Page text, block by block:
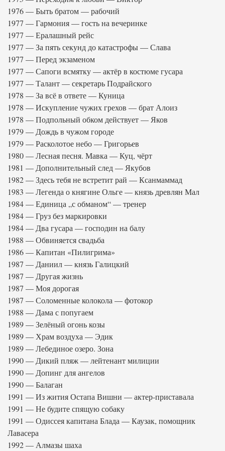
1976 — Быть братом — рабочий
1977 — Гармония — гость на вечеринке
1977 — Ералашный рейс
1977 — За пять секунд до катастрофы — Слава
1977 — Перед экзаменом
1977 — Сапоги всмятку — актёр в костюме гусара
1977 — Талант — секретарь Подрайского
1978 — За всё в ответе — Куница
1978 — Искупление чужих грехов — брат Алоиз
1978 — Подпольный обком действует — Яков
1979 — Дождь в чужом городе
1979 — Расколотое небо — Григорьев
1980 — Лесная песня. Мавка — Куц, чёрт
1981 — Дополнительный след — Якубов
1982 — Здесь тебя не встретит рай — Ксанмаммад
1983 — Легенда о княгине Ольге — князь древлян Мал
1984 — Единица „с обманом“ — тренер
1984 — Груз без маркировки
1984 — Два гусара — господин на балу
1988 — Обвиняется свадьба
1986 — Капитан «Пилигрима»
1987 — Даниил — князь Галицкий
1987 — Другая жизнь
1987 — Моя дорогая
1987 — Соломенные колокола — фотокор
1988 — Дама с попугаем
1989 — Зелёный огонь козы
1989 — Храм воздуха — Эдик
1989 — Лебединое озеро. Зона
1990 — Дикий пляж — лейтенант милиции
1990 — Допинг для ангелов
1990 — Балаган
1991 — Из жития Остапа Вишни — актер-приставала
1991 — Не будите спящую собаку
1991 — Одиссея капитана Блада — Каузак, помощник
Лавасера
1992 — Алмазы шаха